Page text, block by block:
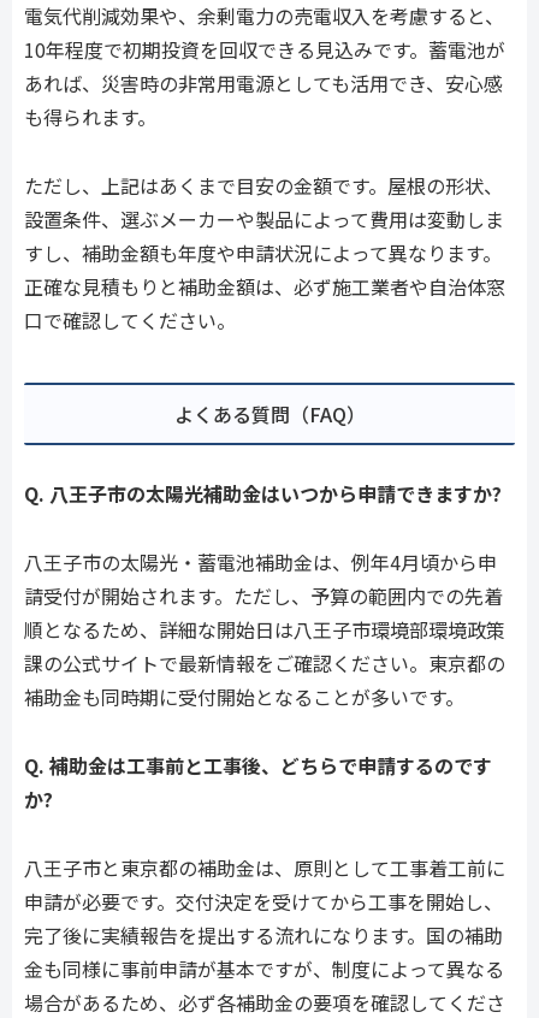
電気代削減効果や、余剰電力の売電収入を考慮すると、
10年程度で初期投資を回収できる見込みです。蓄電池が
あれば、災害時の非常用電源としても活用でき、安心感
も得られます。
ただし、上記はあくまで目安の金額です。屋根の形状、
設置条件、選ぶメーカーや製品によって費用は変動しま
すし、補助金額も年度や申請状況によって異なります。
正確な見積もりと補助金額は、必ず施工業者や自治体窓
口で確認してください。
よくある質問（FAQ）
Q. 八王子市の太陽光補助金はいつから申請できますか?
八王子市の太陽光・蓄電池補助金は、例年4月頃から申
請受付が開始されます。ただし、予算の範囲内での先着
順となるため、詳細な開始日は八王子市環境部環境政策
課の公式サイトで最新情報をご確認ください。東京都の
補助金も同時期に受付開始となることが多いです。
Q. 補助金は工事前と工事後、どちらで申請するのです
か?
八王子市と東京都の補助金は、原則として工事着工前に
申請が必要です。交付決定を受けてから工事を開始し、
完了後に実績報告を提出する流れになります。国の補助
金も同様に事前申請が基本ですが、制度によって異なる
場合があるため、必ず各補助金の要項を確認してくださ